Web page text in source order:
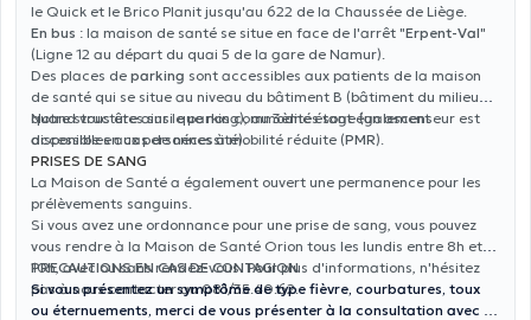
le Quick et le Brico Planit jusqu'au 622 de la Chaussée de Liège.
En bus : la maison de santé se situe en face de l'arrêt "Erpent-Val"
(Ligne 12 au départ du quai 5 de la gare de Namur).
Des places de parking sont accessibles aux patients de la maison
de santé qui se situe au niveau du bâtiment B (bâtiment du milieu
quand vous êtes sur le parking), au 3ème étage (un ascenseur est
disponible en cas de nécessité).
Notre structure ainsi que nos commodités sont également
accessibles aux personnes à mobilité réduite (PMR).
PRISES DE SANG
La Maison de Santé a également ouvert une permanence pour les
prélèvements sanguins.
Si vous avez une ordonnance pour une prise de sang, vous pouvez
vous rendre à la Maison de Santé Orion tous les lundis entre 8h et
10h, avec ou sans rendez-vous. Pour plus d'informations, n'hésitez
pas à nous contacter au 081/35.40.62.
PRECAUTIONS EN CAS DE CONTAGION
Si vous présentez un symptôme de type fièvre, courbatures, toux
ou éternuements, merci de vous présenter à la consultation avec un